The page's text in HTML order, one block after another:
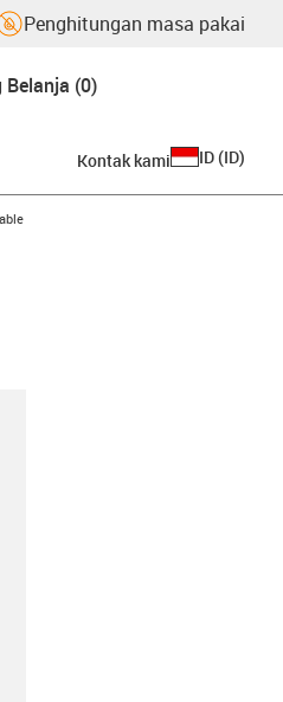
Penghitungan masa pakai
Belanja (0)
Kontak kami ID (ID)